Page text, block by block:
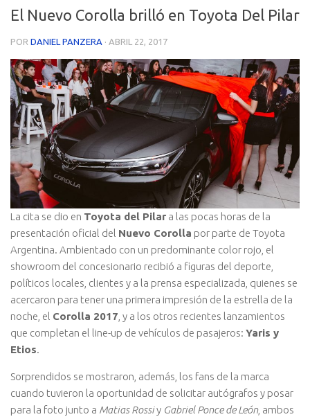
El Nuevo Corolla brilló en Toyota Del Pilar
POR DANIEL PANZERA · ABRIL 22, 2017
La cita se dio en Toyota del Pilar a las pocas horas de la
presentación oficial del Nuevo Corolla por parte de Toyota
Argentina. Ambientado con un predominante color rojo, el
showroom del concesionario recibió a figuras del deporte,
políticos locales, clientes y a la prensa especializada, quienes se
acercaron para tener una primera impresión de la estrella de la
noche, el Corolla 2017 , y a los otros recientes lanzamientos
que completan el line-up de vehículos de pasajeros: Yaris y
Etios.
Sorprendidos se mostraron, además, los fans de la marca
cuando tuvieron la oportunidad de solicitar autógrafos y posar
para la foto junto a Matias Rossiy Gabriel Ponce de León, ambos